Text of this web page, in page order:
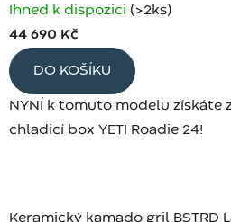
Ihned k dispozici (>2 ks)
44 690 Kč
DO KOŠÍKU
NYNÍ k tomuto modelu získáte
chladicí box YETI Roadie 24!
Keramický kamado gril BSTRD